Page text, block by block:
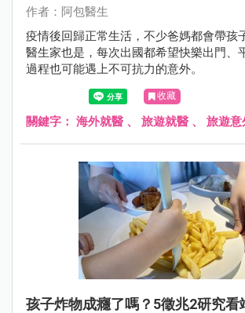
作者：阿包醫生
疫情後回歸正常生活，不少爸媽都會帶孩
醫生家也是，每次出國都希望快樂出門、
過程也可能遇上不可抗力的意外。
收藏
關鍵字： 海外就醫 、 旅遊就醫 、 旅遊意
孩子炸物成癮了嗎？5徵兆2研究看